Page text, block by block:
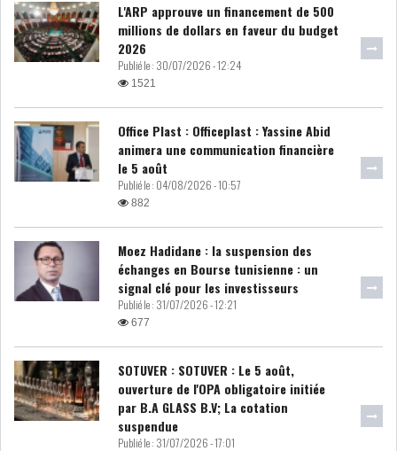
INS : L'INFLATION RECULE À
IRADA : PREMIER APPEL À
FONDATION POUR L...
ELECTIONS
PRÉSIDENTIELLES
ACTUALITÉS
GOUVERNEMENT
DIVERS
ASSEMBLÉE DES
REPRÉSENTANTS DU
PEUPLE (ARP)
L'ARP approuve un financement de 500
millions de dollars en faveur du budget
2026
Publié le : 30/07/2026 - 12:24
1521
Office Plast : Officeplast : Yassine Abid
animera une communication financière
le 5 août
Publié le : 04/08/2026 - 10:57
882
Moez Hadidane : la suspension des
échanges en Bourse tunisienne : un
signal clé pour les investisseurs
Publié le : 31/07/2026 - 12:21
677
SOTUVER : SOTUVER : Le 5 août,
ouverture de l'OPA obligatoire initiée
par B.A GLASS B.V; La cotation
suspendue
Publié le : 31/07/2026 - 17:01